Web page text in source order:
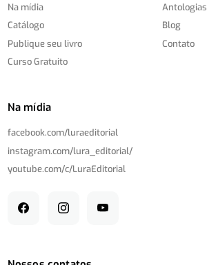
Na mídia
Catálogo
Publique seu livro
Curso Gratuito
Antologias
Blog
Contato
Na mídia
facebook.com/luraeditorial
instagram.com/lura_editorial/
youtube.com/c/LuraEditorial